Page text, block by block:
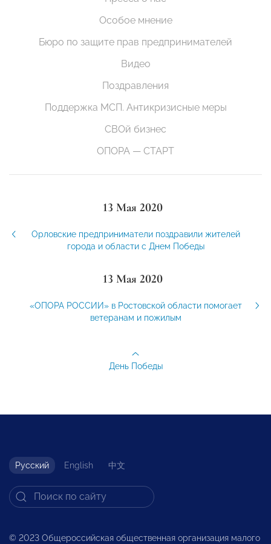
Особое мнение
Бюро по защите прав предпринимателей
Видео
Поздравления
Поддержка МСП. Антикризисные меры
СВОй бизнес
ОПОРА — СТАРТ
13 Мая 2020
Орловские предприниматели поздравили жителей
города и области с Днем Победы
13 Мая 2020
«ОПОРА РОССИИ» в Ростовской области помогает
ветеранам и пожилым
День Победы
Русский English 中文
© 2023 Общероссийская общественная организация малого